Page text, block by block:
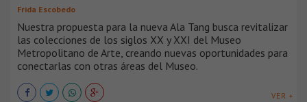
Frida Escobedo
Nuestra propuesta para la nueva Ala Tang busca revitalizar
las colecciones de los siglos XX y XXI del Museo
Metropolitano de Arte, creando nuevas oportunidades para
conectarlas con otras áreas del Museo.
VER +